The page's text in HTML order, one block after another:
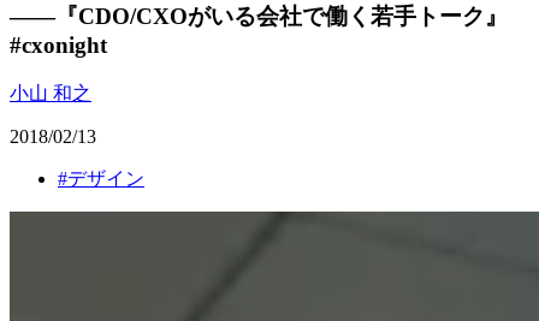
——『CDO/CXOがいる会社で働く若手トーク』
#cxonight
小山 和之
2018/02/13
#デザイン